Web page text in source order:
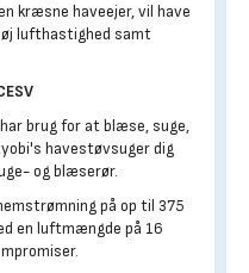
kræsne haveejer, vil have
lufthastighed samt
brug for at blæse, suge,
havestøvsuger dig
og blæserør.
på op til 375
en luftmængde på 16